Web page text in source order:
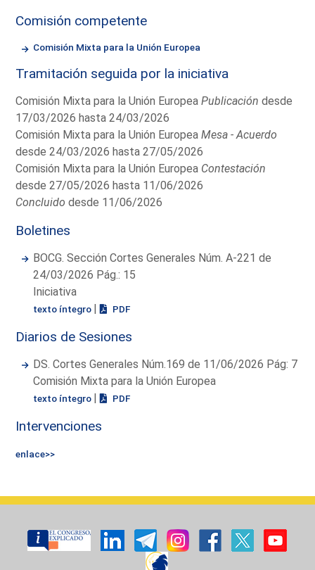
Comisión competente
Comisión Mixta para la Unión Europea
Tramitación seguida por la iniciativa
Comisión Mixta para la Unión EuropeaPublicación desde
17/03/2026 hasta 24/03/2026
Comisión Mixta para la Unión EuropeaMesa - Acuerdo
desde 24/03/2026 hasta 27/05/2026
Comisión Mixta para la Unión Europea Contestación
desde 27/05/2026 hasta 11/06/2026
Concluido desde 11/06/2026
Boletines
BOCG. Sección Cortes Generales Núm. A-221 de
24/03/2026 Pág.: 15
Iniciativa
texto íntegro | PDF
Diarios de Sesiones
DS. Cortes Generales Núm.169 de 11/06/2026 Pág: 7
Comisión Mixta para la Unión Europea
texto íntegro | PDF
Intervenciones
enlace>>